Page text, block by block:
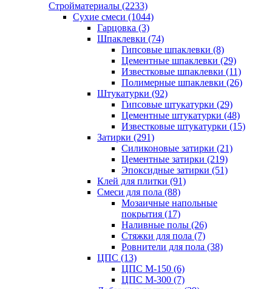
Стройматериалы (2233)
Сухие смеси (1044)
Гарцовка (3)
Шпаклевки (74)
Гипсовые шпаклевки (8)
Цементные шпаклевки (29)
Известковые шпаклевки (11)
Полимерные шпаклевки (26)
Штукатурки (92)
Гипсовые штукатурки (29)
Цементные штукатурки (48)
Известковые штукатурки (15)
Затирки (291)
Силиконовые затирки (21)
Цементные затирки (219)
Эпоксидные затирки (51)
Клей для плитки (91)
Смеси для пола (88)
Мозаичные напольные
покрытия (17)
Наливные полы (26)
Стяжки для пола (7)
Ровнители для пола (38)
ЦПС (13)
ЦПС М-150 (6)
ЦПС М-300 (7)